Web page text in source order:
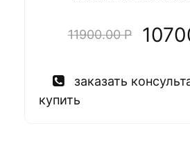
11900.00 P
заказать
купить